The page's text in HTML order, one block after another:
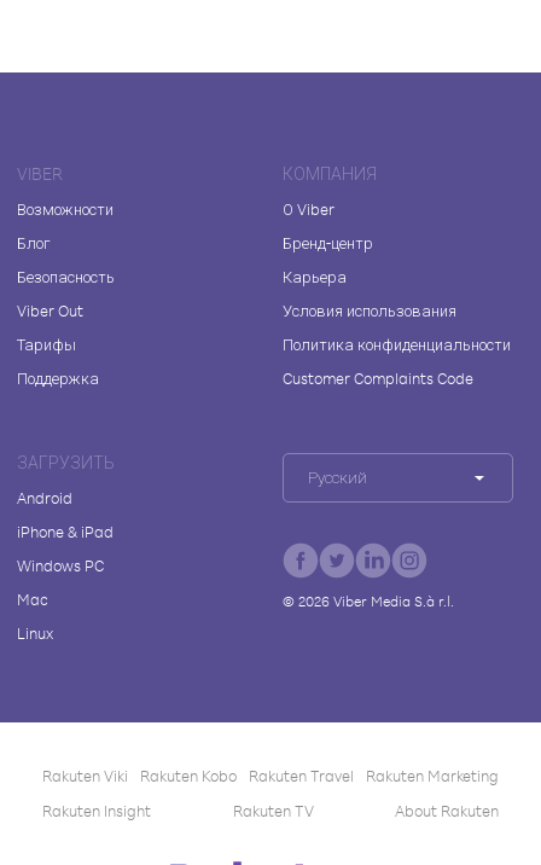
VIBER
Возможности
Блог
Безопасность
Viber Out
Тарифы
Поддержка
КОМПАНИЯ
О Viber
Бренд-центр
Карьера
Условия использования
Политика конфиденциальности
Customer Complaints Code
ЗАГРУЗИТЬ
Android
iPhone & iPad
Windows PC
Mac
Linux
Русский
© 2026Viber Media S.à r.l.
Rakuten Viki Rakuten Kobo Rakuten Travel
Rakuten Marketing
Rakuten Insight
Rakuten TV About Rakuten